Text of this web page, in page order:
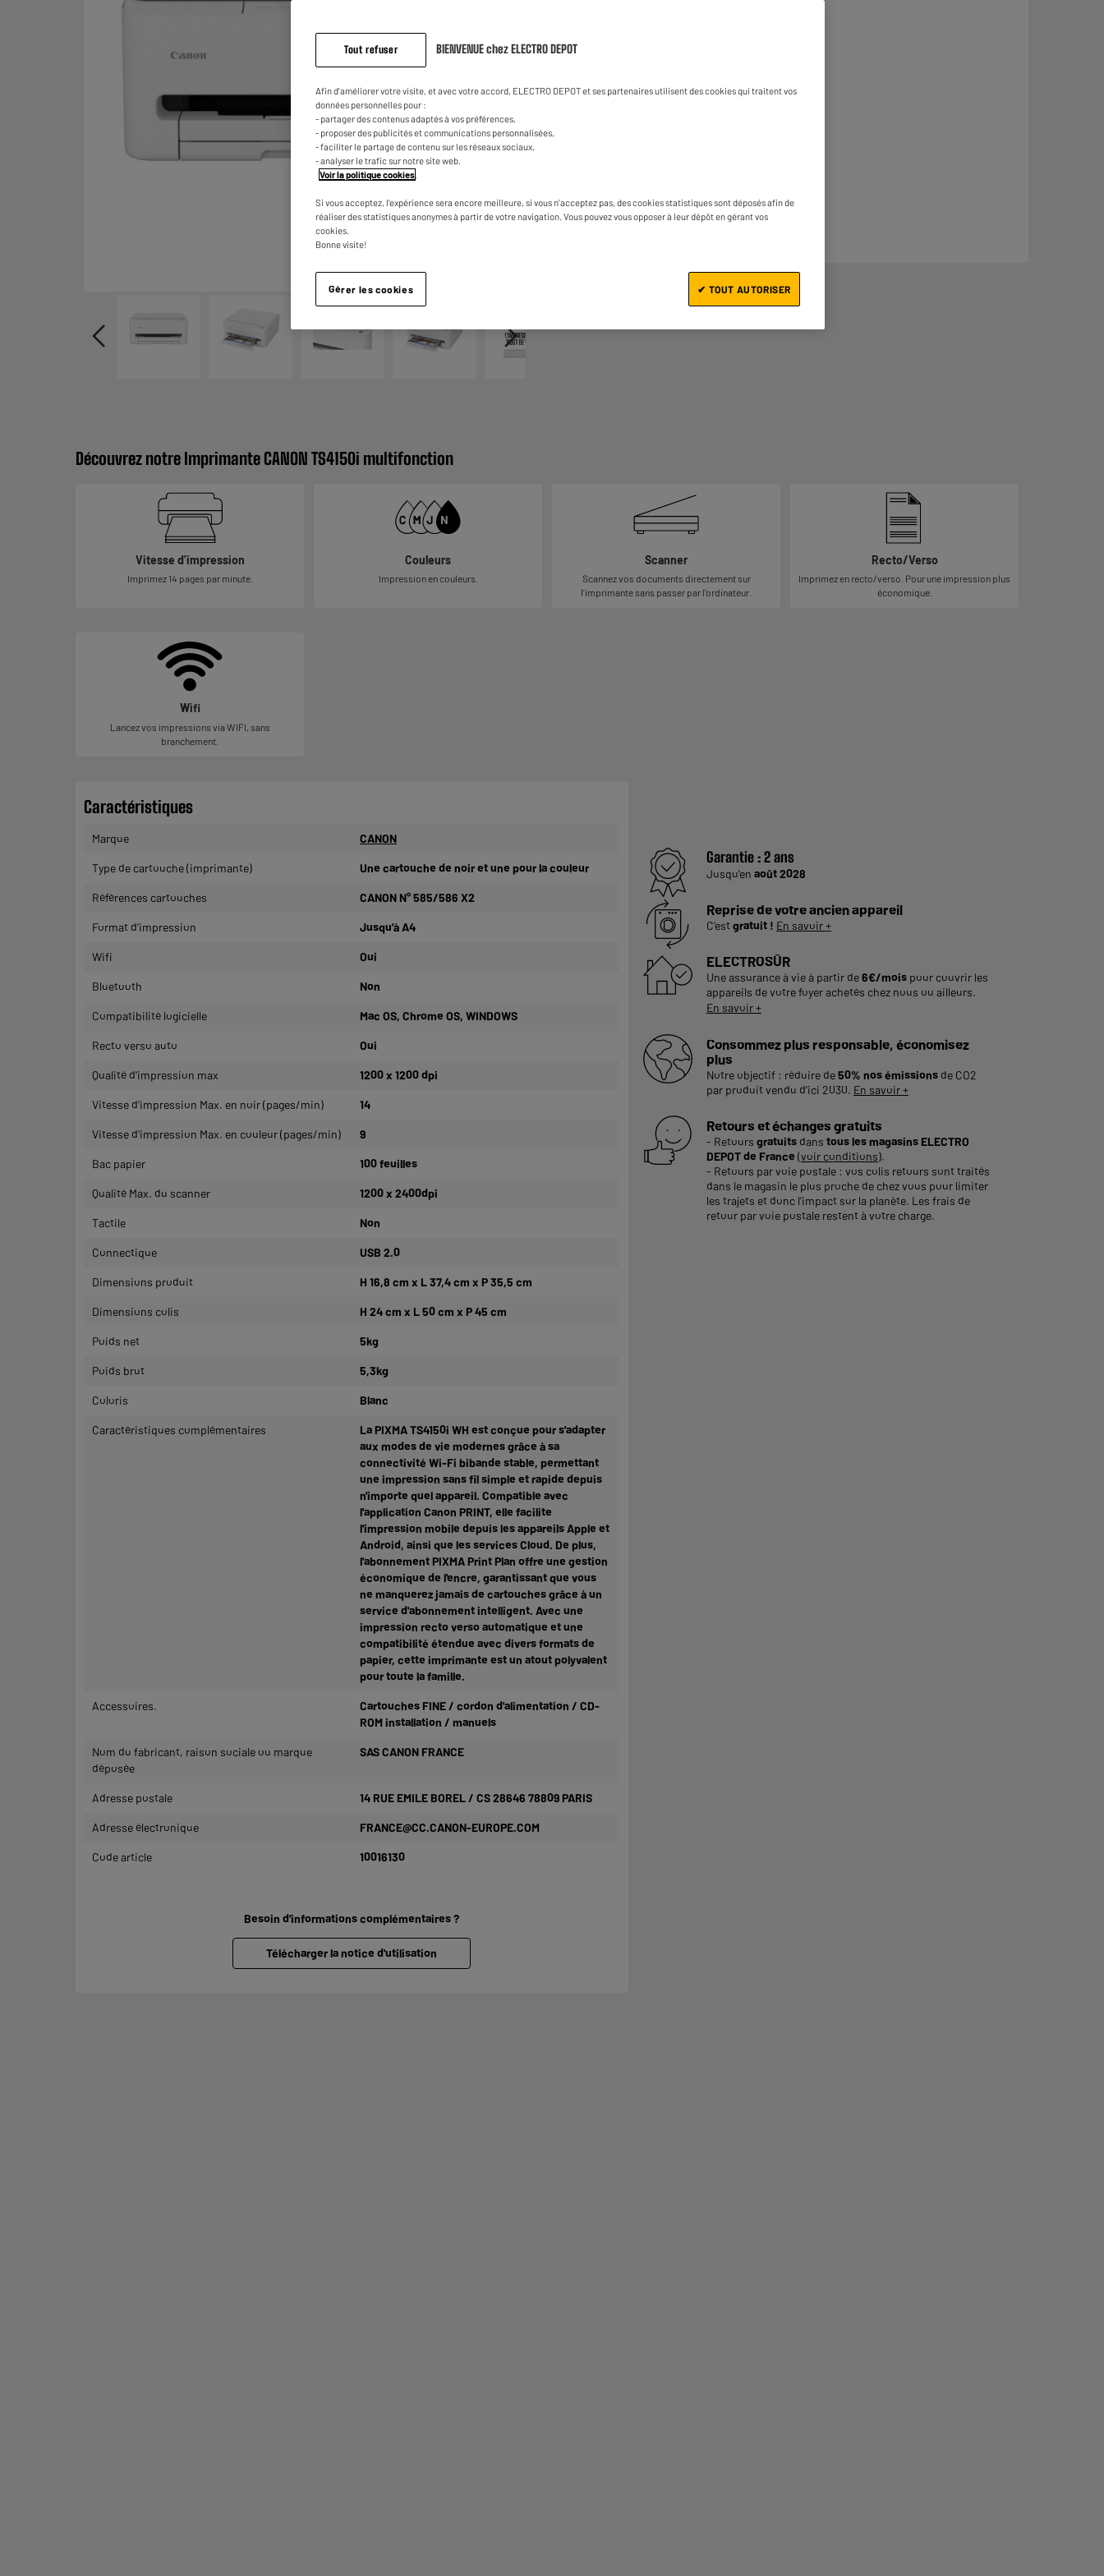
sur
Jeu concours Disneyland*
Ajouter au panier
Découvrez notre Imprimante CANON TS4150i multifonction
Vitesse d’impression
Imprimez 14 pages par minute.
Couleurs
Impression en couleurs.
Scanner
Scannez vos documents directement sur
l’imprimante sans passer par l’ordinateur.
Recto/Verso
Imprimez en recto/verso. Pour une impression plus
économique.
Wifi
Lancez vos impressions via WIFI, sans
branchement.
Garantie :2 ans
Jusqu'en août 2028
Reprise de votre ancien appareil
C'estgratuit ! En savoir +
ELECTROSÛR
Une assurance à vie à partir de6€/moispour couvrir les
appareils de votre foyer achetés chez nous ou ailleurs.
En savoir +
Consommez plus responsable, économisez
plus
Notre objectif : réduire de50% nos émissionsde CO2
par produit vendu d'ici 2030. En savoir +
Retours et échanges gratuits
- Retours gratuitsdans tous les magasins ELECTRO
DEPOT de France (voir conditions).
- Retours par voie postale : vos colis retours sont traités
dans le magasin le plus proche de chez vous pour limiter
les trajets et donc l’impact sur la planète. Les frais de
retour par voie postale restent à votre charge.
Caractéristiques
Marque CANON
Type de cartouche (imprimante) Une cartouche de noir et une pour la couleur
Références cartouches CANON N° 585/586 X2
Format d'impression Jusqu'à A4
Wifi Oui
Bluetooth Non
Compatibilité logicielle Mac OS, Chrome OS, WINDOWS
Recto verso auto Oui
Qualité d'impression max 1200 x 1200 dpi
Vitesse d'impression Max. en noir (pages/min) 14
Vitesse d'impression Max. en couleur (pages/min) 9
Bac papier 100 feuilles
Qualité Max. du scanner 1200 x 2400dpi
Tactile Non
Connectique USB 2.0
Dimensions produit H 16,8 cm x L 37,4 cm x P 35,5 cm
Dimensions colis H 24 cm x L 50 cm x P 45 cm
Poids net 5kg
Poids brut 5,3kg
Coloris Blanc
Caractéristiques complémentaires
La PIXMA TS4150i WH est conçue pour s'adapter
aux modes de vie modernes grâce à sa
connectivité Wi-Fi bibande stable, permettant
une impression sans fil simple et rapide depuis
n'importe quel appareil. Compatible avec
l'application Canon PRINT, elle facilite
l'impression mobile depuis les appareils Apple et
Android, ainsi que les services Cloud. De plus,
l'abonnement PIXMA Print Plan offre une gestion
économique de l'encre, garantissant que vous
ne manquerez jamais de cartouches grâce à un
service d'abonnement intelligent. Avec une
impression recto verso automatique et une
compatibilité étendue avec divers formats de
papier, cette imprimante est un atout polyvalent
pour toute la famille.
Accessoires.
Cartouches FINE / cordon d'alimentation / CD-
ROM installation / manuels
Nom du fabricant, raison sociale ou marque
déposée
SAS CANON FRANCE
Adresse postale 14 RUE EMILE BOREL / CS 28646 78809 PARIS
Adresse électronique FRANCE@CC.CANON-EUROPE.COM
Code article 10016130
Besoin d'informations complémentaires ?
Télécharger la notice d'utilisation
Tout refuser BIENVENUE chez ELECTRO DEPOT
Afin d'améliorer votre visite, et avec votre accord, ELECTRO DEPOT et ses partenaires utilisent des cookies qui traitent vos
données personnelles pour :
- partager des contenus adaptés à vos préférences,
- proposer des publicités et communications personnalisées,
- faciliter le partage de contenu sur les réseaux sociaux,
- analyser le trafic sur notre site web.
Voir la politique cookies
Si vous acceptez, l'expérience sera encore meilleure, si vous n'acceptez pas, des cookies statistiques sont déposés afin de
réaliser des statistiques anonymes à partir de votre navigation. Vous pouvez vous opposer à leur dépôt en gérant vos
cookies.
Bonne visite!
Gérer les cookies ✔ TOUT AUTORISER